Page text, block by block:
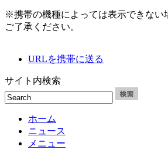
※携帯の機種によっては表示できない
ご了承ください。
URLを携帯に送る
サイト内検索
ホーム
ニュース
メニュー